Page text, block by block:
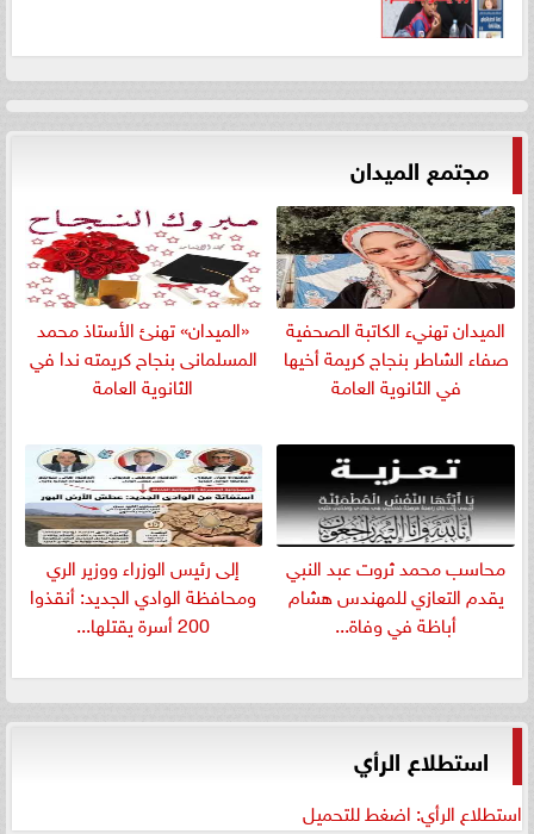
مجتمع الميدان
الميدان تهنيء الكاتبة الصحفية
صفاء الشاطر بنجاج كريمة أخيها
في الثانوية العامة
«الميدان» تهنئ الأستاذ محمد
المسلمانى بنجاح كريمته ندا في
الثانوية العامة
​محاسب محمد ثروت عبد النبي
يقدم التعازي للمهندس هشام
أباظة في وفاة...
إلى رئيس الوزراء ووزير الري
ومحافظة الوادي الجديد: أنقذوا
200 أسرة يقتلها...
استطلاع الرأي
استطلاع الرأي: اضغط للتحميل